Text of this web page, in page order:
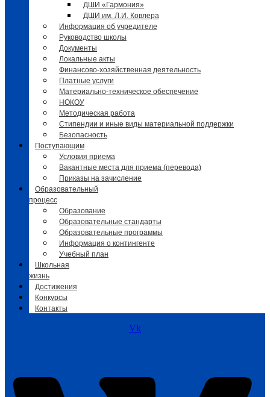
ДШИ «Гармония»
ДШИ им. Л.И. Ковлера
Информация об учредителе
Руководство школы
Документы
Локальные акты
Финансово-хозяйственная деятельность
Платные услуги
Материально-техническое обеспечение
НОКОУ
Методическая работа
Стипендии и иные виды материальной поддержки
Безопасность
Поступающим
Условия приема
Вакантные места для приема (перевода)
Приказы на зачисление
Образовательный
процесс
Образование
Образовательные стандарты
Образовательные программы
Информация о контингенте
Учебный план
Школьная
жизнь
Достижения
Конкурсы
Контакты
Vk